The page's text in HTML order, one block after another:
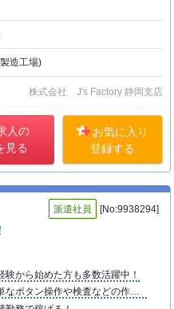
造工場)
株式会社 J's Factory 静岡支店
人の
見る
お気に入り
登録する
派遣社員 [No:9938294]
験から始めた方も多数活躍中！
・簡単なボタン操作や検査などの作業！